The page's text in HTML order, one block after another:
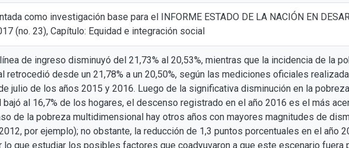
como investigación base para el INFORME ESTADO DE LA NACIÓN EN
(no. 23), Capítulo: Equidad e integración social
de ingreso disminuyó del 21,73% al 20,53%, mientras que la incidencia de la
retrocedió desde un 21,78% a un 20,50%, según las mediciones oficiales
julio de los años 2015 y 2016. Luego de la significativa disminución en la
bajó al 16,7% de los hogares, el descenso registrado en el año 2016 es el más
de la pobreza multidimensional hay otros años con mayores magnitudes de
por ejemplo); no obstante, la reducción de 1,3 puntos porcentuales en el año
lo que estudiar los posibles factores que coadyuvaron a que este escenario fuera